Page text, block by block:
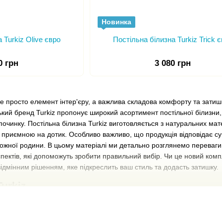
просто елемент інтер'єру, а важлива складова комфорту та
бренд Turkiz пропонує широкий асортимент постільної
Постільна білизна Turkiz виготовляється з натуральних
на дотик. Особливо важливо, що продукція відповідає
родини. В цьому матеріалі ми детально розглянемо переваги
які допоможуть зробити правильний вибір. Чи це новий
рішенням, яке підкреслить ваш стиль та додасть затишку.
Turkiz Olive євро
грн
Новинка
Постільна білизна Turkiz Trick
3 080 грн